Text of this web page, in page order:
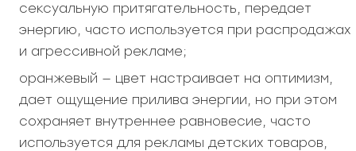
сексуальную притягательность, передает
энергию, часто используется при распродажах
и агрессивной рекламе;
оранжевый — цвет настраивает на оптимизм,
дает ощущение прилива энергии, но при этом
сохраняет внутреннее равновесие, часто
используется для рекламы детских товаров,